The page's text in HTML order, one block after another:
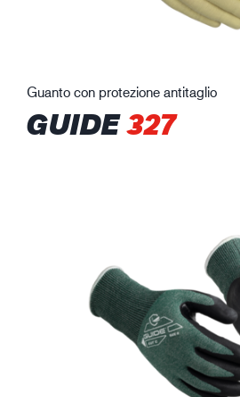
Guanto con protezione antitaglio
GUIDE327